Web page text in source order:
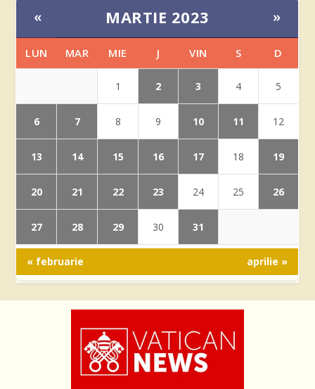
« MARTIE 2023 »
LUN MAR MIE J VIN S D
1 2 3 4 5
6 7 8 9 10 11 12
13 14 15 16 17 18 19
20 21 22 23 24 25 26
27 28 29 30 31
« februarie aprilie »